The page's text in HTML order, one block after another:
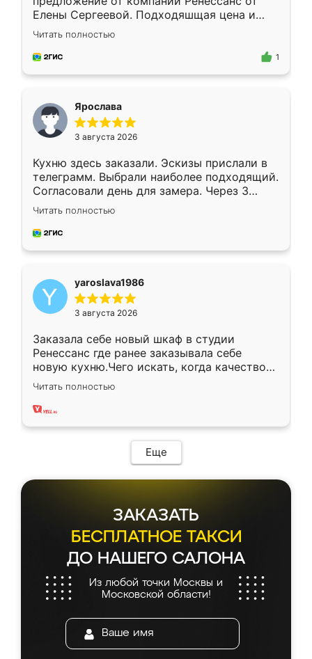
Елены Сергеевой. Подходяшщая цена и
короткие сроки изготовления. Приехавший
для замера сотрудник Владислав
предложил по моему эскизу самый
Читать полностью
1
Ярослава
3 августа 2026
Кухню здесь заказали. Эскизы прислали в
телеграмм. Выбрали наиболее подходящий.
Согласовали день для замера. Через 3
недели кухня была уже готова. Остались
довольны работой. Спасибо Ренессанс
мебель за качественную работу!
Читать полностью
yaroslava1986
3 августа 2026
Заказала себе новый шкаф в студии
Ренессанс где ранее заказывала себе
новую кухню.Чего искать, когда качеством
вполне довольна. Служит кухня уже почти
два года, нареканий нет.
Читать полностью
Еще
ЗАКАЗАТЬ
БЕСПЛАТНОЕ ТАКСИ
ДО НАШЕГО САЛОНА
Из любой точки Москвы и
Московской области!